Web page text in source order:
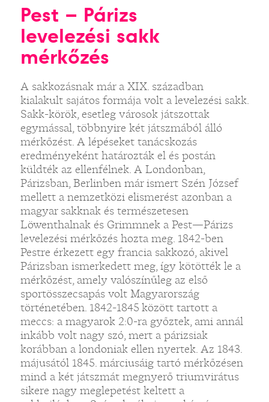
Pest – Párizs
levelezési sakk
mérkőzés
A sakkozásnak már a XIX. században
kialakult sajátos formája volt a levelezési sakk.
Sakk-körök, esetleg városok játszottak
egymással, többnyire két játszmából álló
mérkőzést. A lépéseket tanácskozás
eredményeként határozták el és postán
küldték az ellenfélnek. A Londonban,
Párizsban, Berlinben már ismert Szén József
mellett a nemzetközi elismerést azonban a
magyar sakknak és természetesen
Löwenthalnak és Grimmnek a Pest—Párizs
levelezési mérkőzés hozta meg. 1842-ben
Pestre érkezett egy francia sakkozó, akivel
Párizsban ismerkedett meg, így kötötték le a
mérkőzést, amely valószínűleg az első
sportösszecsapás volt Magyarország
történetében. 1842-1845 között tartott a
meccs: a magyarok 2:0-ra győztek, ami annál
inkább volt nagy szó, mert a párizsiak
korábban a londoniak ellen nyertek. Az 1843.
májusától 1845. márciusáig tartó mérkőzésen
mind a két játszmát megnyerő triumvirátus
sikere nagy meglepetést keltett a